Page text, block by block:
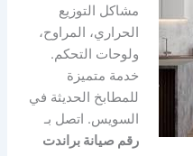
مشاكل التوزيع
الحراري، المراوح،
ولوحات التحكم.
خدمة متميزة
للمطابخ الحديثة في
السويس. اتصل بـ
رقم صيانة براندت